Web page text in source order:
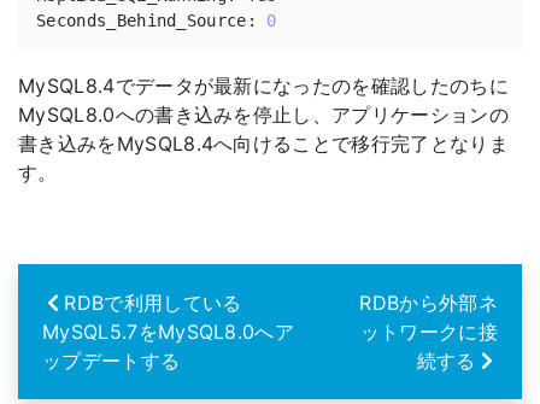
Seconds_Behind_Source: 0
MySQL8.4でデータが最新になったのを確認したのちに
MySQL8.0への書き込みを停止し、アプリケーションの
書き込みをMySQL8.4へ向けることで移行完了となりま
す。
RDBで利用している
MySQL5.7をMySQL8.0へア
ップデートする
RDBから外部ネ
ットワークに接
続する